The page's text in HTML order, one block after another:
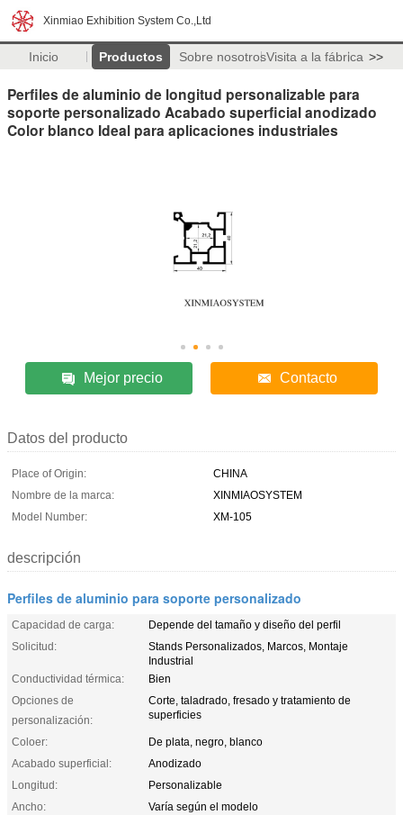
Xinmiao Exhibition System Co.,Ltd
Inicio Productos Sobre nosotrosVisita a la fábrica >>
Perfiles de aluminio de longitud personalizable para
soporte personalizado Acabado superficial anodizado
Color blanco Ideal para aplicaciones industriales
Mejor precio Contacto
Datos del producto
Place of Origin:
CHINA
Nombre de la marca:
XINMIAOSYSTEM
Model Number:
XM-105
descripción
Perfiles de aluminio para soporte personalizado
Capacidad de carga:
Depende del tamaño y diseño del perfil
Solicitud:
Stands Personalizados, Marcos, Montaje
Industrial
Conductividad térmica:
Bien
Opciones de
personalización:
Corte, taladrado, fresado y tratamiento de
superficies
Coloer:
De plata, negro, blanco
Acabado superficial:
Anodizado
Longitud:
Personalizable
Ancho:
Varía según el modelo